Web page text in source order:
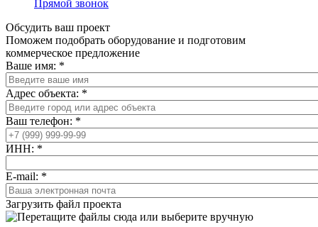
Прямой звонок
Обсудить ваш проект
Поможем подобрать оборудование и подготовим
коммерческое предложение
Ваше имя: *
Адрес объекта: *
Ваш телефон: *
ИНН: *
E-mail: *
Загрузить файл проекта